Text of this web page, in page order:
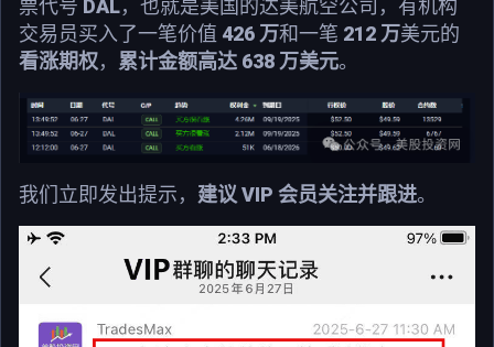
票代号 DAL，也就是美国的达美航空公司，有机构
交易员买入了一笔价值 426 万和一笔 212 万美元的
看涨期权， 累计金额高达 638 万美元。
我们立即发出提示， 建议 VIP 会员关注并跟进。